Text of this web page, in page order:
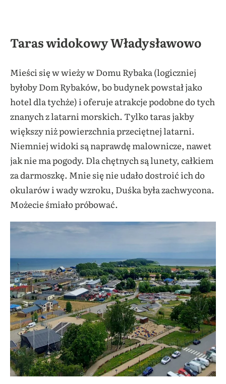
Taras widokowy Władysławowo
Mieści się w wieży w Domu Rybaka (logiczniej
byłoby Dom Rybaków, bo budynek powstał jako
hotel dla tychże) i oferuje atrakcje podobne do tych
znanych z latarni morskich. Tylko taras jakby
większy niż powierzchnia przeciętnej latarni.
Niemniej widoki są naprawdę malownicze, nawet
jak nie ma pogody. Dla chętnych są lunety, całkiem
za darmoszkę. Mnie się nie udało dostroić ich do
okularów i wady wzroku, Duśka była zachwycona.
Możecie śmiało próbować.